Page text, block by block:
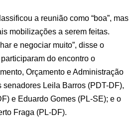
a reunião como “boa”, mas
mobilizações a serem feitas.
e negociar muito”, disse o
do encontro o
Orçamento e Administração
senadores Leila Barros (PDT-DF),
e Eduardo Gomes (PL-SE); e o
Fraga (PL-DF).